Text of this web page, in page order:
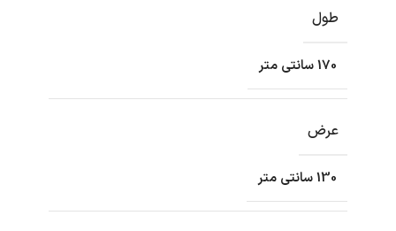
طول
170 سانتی متر
عرض
130 سانتی متر